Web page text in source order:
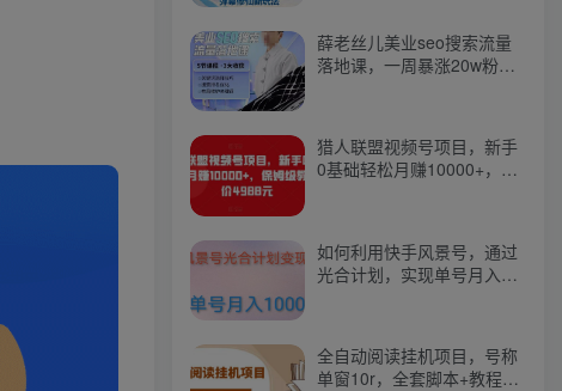
薛老丝儿美业seo搜索流量
落地课，一周暴涨20w粉
猎人联盟视频号项目，新手
0基础轻松月赚10000+，保
如何利用快手风景号，通过
光合计划，实现单号月入
全自动阅读挂机项目，号称
单窗10r，全套脚本+教程，